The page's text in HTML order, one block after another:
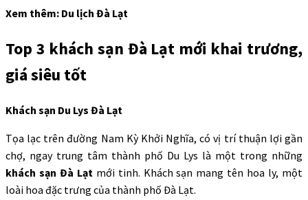
Xem thêm: Du lịch Đà Lạt
Top 3 khách sạn Đà Lạt mới khai trương,
giá siêu tốt
Khách sạn Du Lys Đà Lạt
Tọa lạc trên đường Nam Kỳ Khởi Nghĩa, có vị trí thuận lợi gần
chợ, ngay trung tâm thành phố Du Lys là một trong những
khách sạn Đà Lạt mới tinh. Khách sạn mang tên hoa ly, một
loài hoa đặc trưng của thành phố Đà Lạt.